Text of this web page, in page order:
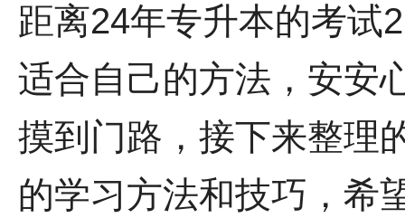
距离24年专升本的考试
适合自己的方法，安安
摸到门路，接下来整理
的学习方法和技巧，希